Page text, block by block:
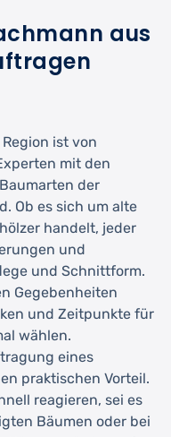
aus
ist von
mit den
der
Ob es sich um alte
handelt, jeder
und
und Schnittform.
Gegebenheiten
und Zeitpunkte für
wählen.
eines
praktischen Vorteil.
reagieren, sei es
Bäumen oder bei